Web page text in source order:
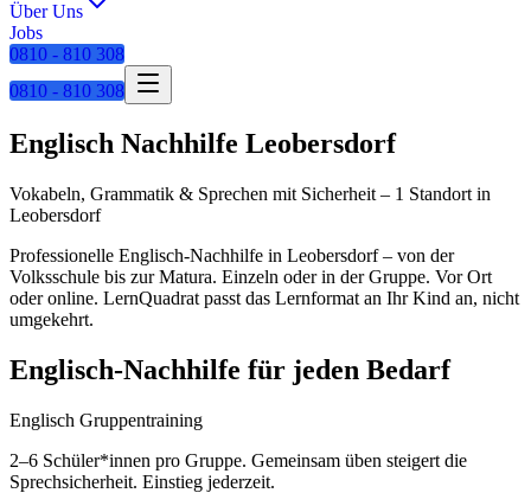
Über Uns
Jobs
0810 - 810 308
0810 - 810 308
Englisch Nachhilfe Leobersdorf
Vokabeln, Grammatik & Sprechen mit Sicherheit – 1 Standort in
Leobersdorf
Professionelle Englisch-Nachhilfe in Leobersdorf– von der
Volksschule bis zur Matura. Einzeln oder in der Gruppe. Vor Ort
oder online. LernQuadrat passt das Lernformat an Ihr Kind an, nicht
umgekehrt.
Englisch-Nachhilfe für jeden Bedarf
Englisch Gruppentraining
2–6 Schüler*innen pro Gruppe. Gemeinsam üben steigert die
Sprechsicherheit. Einstieg jederzeit.